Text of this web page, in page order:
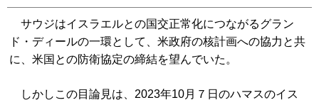
サウジはイスラエルとの国交正常化につながるグラン
ド・ディールの一環として、米政府の核計画への協力と共
に、米国との防衛協定の締結を望んでいた。
しかしこの目論見は、2023年10月７日のハマスのイス